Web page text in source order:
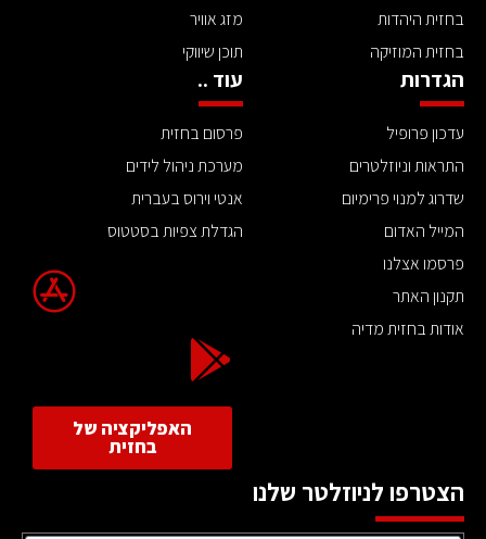
בחזית היהדות
בחזית המוזיקה
מזג אוויר
תוכן שיווקי
הגדרות
עדכון פרופיל
התראות וניוזלטרים
שדרוג למנוי פרימיום
המייל האדום
פרסמו אצלנו
תקנון האתר
אודות בחזית מדיה
עוד ..
פרסום בחזית
מערכת ניהול לידים
אנטי וירוס בעברית
הגדלת צפיות בסטטוס
האפליקציה של
בחזית
הצטרפו לניוזלטר שלנו